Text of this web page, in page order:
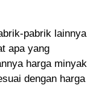
pabrik lainnya
apa yang
harga minyak
dengan harga